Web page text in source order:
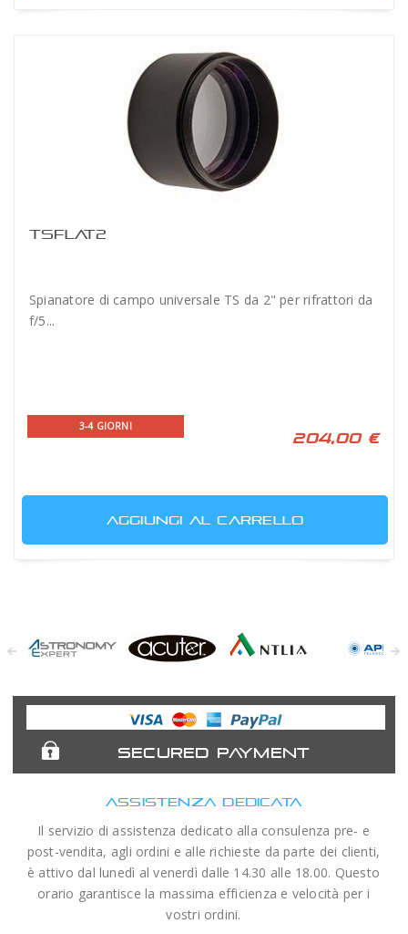
TSFLAT2
Spianatore di campo universale TS da 2" per rifrattori da
f/5...
3-4 GIORNI
204,00 €
AGGIUNGI AL CARRELLO
Expert
Telescopes
SECURED PAYMENT
ASSISTENZA DEDICATA
Il servizio di assistenza dedicato alla consulenza pre- e
post-vendita, agli ordini e alle richieste da parte dei clienti,
è attivo dal lunedì al venerdì dalle 14.30 alle 18.00. Questo
orario garantisce la massima efficienza e velocità per i
vostri ordini.